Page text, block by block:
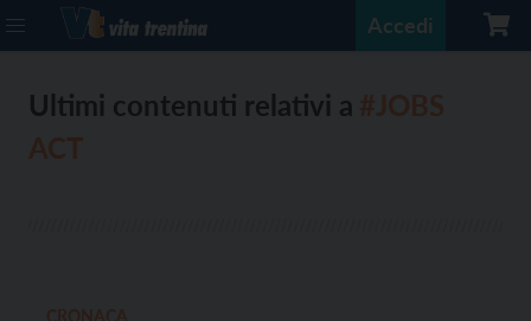
Accedi
Ultimi contenuti relativi a